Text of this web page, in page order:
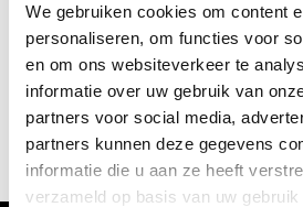
We gebruiken cookies om content
personaliseren, om functies voor
en om ons websiteverkeer te
informatie over uw gebruik van
partners voor social media,
partners kunnen deze gegevens
informatie die u aan ze heeft
verzameld op basis van uw
Het begon meer dan vijftig jaar geleden
en haar kittens. In 1966 vond Henriëtte
naast een boom tegenover haar woning
Ze besloot de beestjes een thuis te
er meer. Haar eerste
uitgegroeid tot dierenasiel De
Amsterdam.